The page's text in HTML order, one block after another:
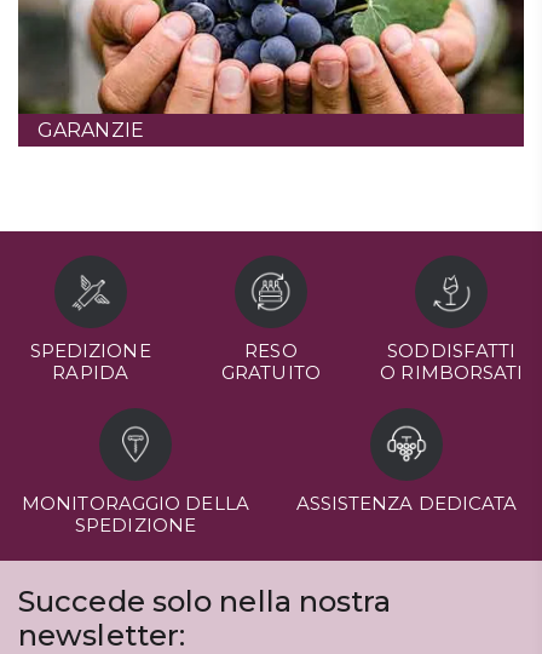
GARANZIE
SPEDIZIONE
RAPIDA
RESO
GRATUITO
SODDISFATTI
O RIMBORSATI
MONITORAGGIO DELLA
SPEDIZIONE
ASSISTENZA DEDICATA
Succede solo nella nostra
newsletter: